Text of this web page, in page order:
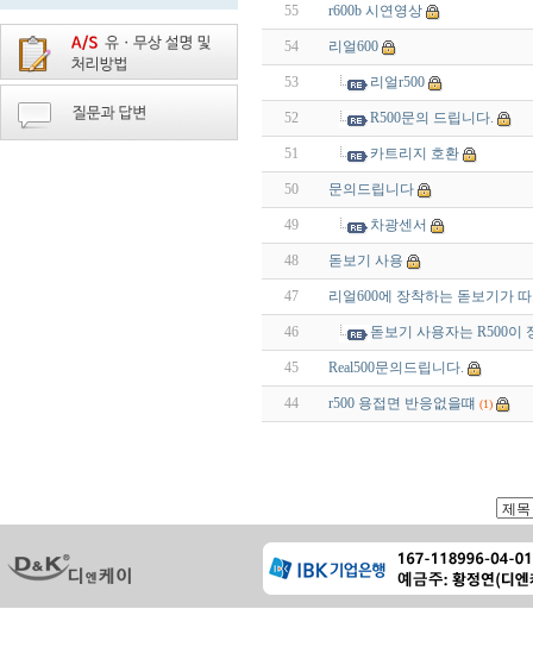
55 r600b 시연영상
54 리얼600
53 리얼r500
52 R500문의 드립니다.
51 카트리지 호환
50 문의드립니다
49 차광센서
48 돋보기 사용
47 리얼600에 장착하는 돋보기가
46 돋보기 사용자는 R500이
45 Real500문의드립니다.
44 r500 용접면 반응없을떄 (1)